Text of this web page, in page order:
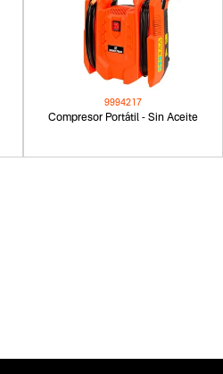
9994217
Compresor Portátil - Sin Aceite